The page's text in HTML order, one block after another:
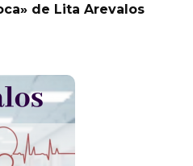
de Lita Arevalos